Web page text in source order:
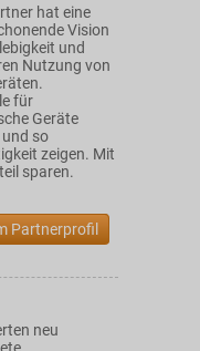
hat eine
Vision
und
Nutzung von
für
Geräte
und so
zeigen. Mit
sparen.
Partnerprofil
neu